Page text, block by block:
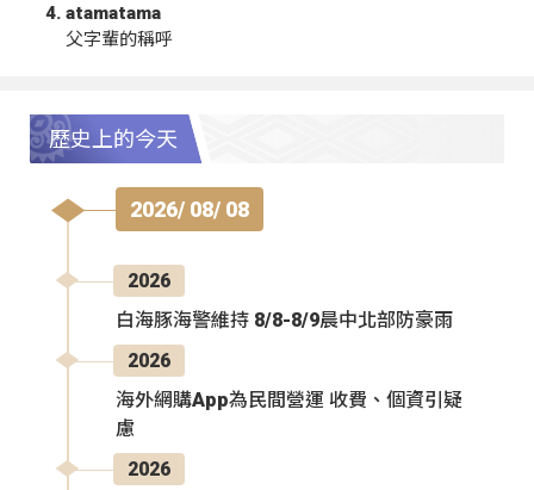
atamatama
父字輩的稱呼
歷史上的今天
2026/ 08/ 08
2026
白海豚海警維持 8/8-8/9晨中北部防豪雨
2026
海外網購App為民間營運 收費、個資引疑
慮
2026